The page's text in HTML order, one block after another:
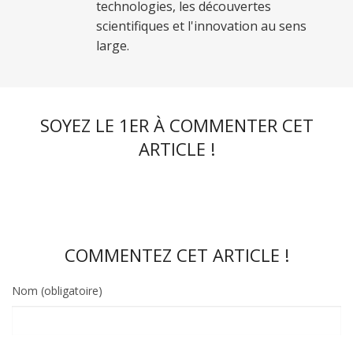
technologies, les découvertes
scientifiques et l'innovation au sens
large.
SOYEZ LE 1ER À COMMENTER CET
ARTICLE !
COMMENTEZ CET ARTICLE !
Nom (obligatoire)